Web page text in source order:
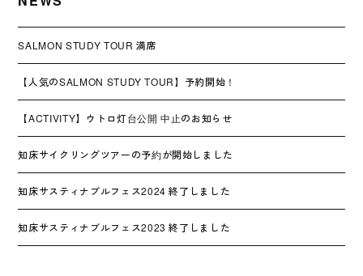
SALMON STUDY TOUR 満席
【人気のSALMON STUDY TOUR】予約開始！
【ACTIVITY】ウトロ灯台公開 中止のお知らせ
知床サイクリングツアーの予約が開始しました
知床サスティナブルフェス2024 終了しました
知床サスティナブルフェス2023 終了しました